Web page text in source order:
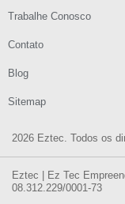
2026 Eztec. Todos os
Trabalhe Conosco
Contato
Blog
Sitemap
Eztec | Ez Tec
08.312.229/0001-73